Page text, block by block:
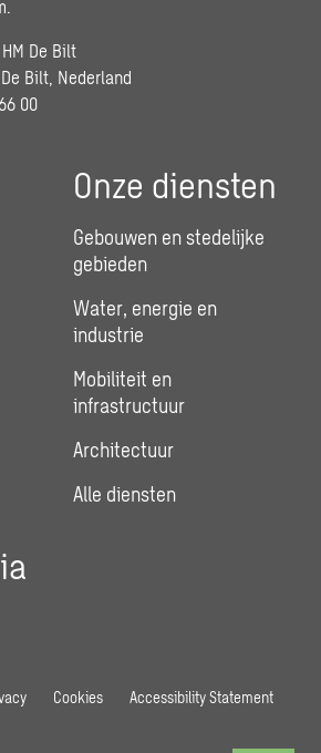
De Bilt
Bilt, Nederland
00
Onze diensten
Gebouwen en stedelijke
gebieden
Water, energie en
industrie
Mobiliteit en
infrastructuur
Architectuur
Alle diensten
Cookies
Accessibility Statement